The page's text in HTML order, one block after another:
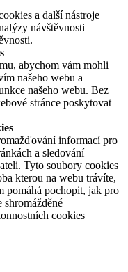
a další nástroje
návštěvnosti
abychom vám mohli
našeho webu a
našeho webu. Bez
stránce poskytovat
informací pro
a sledování
Tyto soubory cookies
kterou na webu trávíte,
pomáhá pochopit, jak pro
shromážděné
cookies